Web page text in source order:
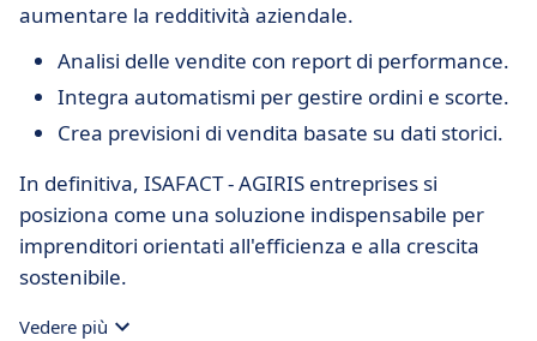
aumentare la redditività aziendale.
Analisi delle vendite con report di performance.
Integra automatismi per gestire ordini e scorte.
Crea previsioni di vendita basate su dati storici.
In definitiva, ISAFACT - AGIRIS entreprises si
posiziona come una soluzione indispensabile per
imprenditori orientati all'efficienza e alla crescita
sostenibile.
Vedere più